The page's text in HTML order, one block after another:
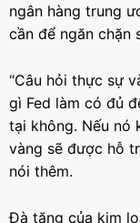
ngân hàng trung
cần để ngăn chặn
“Câu hỏi thực sự
gì Fed làm có đủ
tại không. Nếu nó
vàng sẽ được hỗ
nói thêm.
Đà tăng của kim